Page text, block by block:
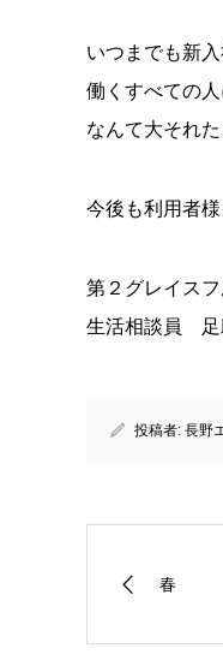
いつまでも新
働くすべての
なんて大それ
今後も利用者
第２グレイス
生活相談員 足
投稿者: 長野
春